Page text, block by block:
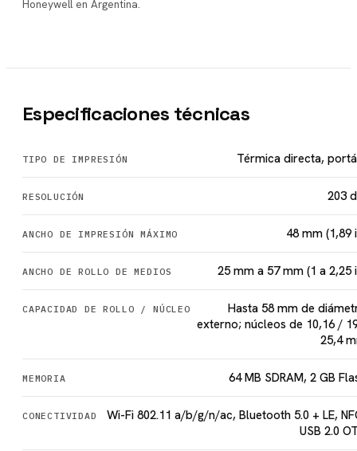
Honeywell en Argentina.
Especificaciones técnicas
TIPO DE IMPRESIÓN Térmica directa,
RESOLUCIÓN 203
ANCHO DE IMPRESIÓN MÁXIMO 48 mm (1,89
ANCHO DE ROLLO DE MEDIOS 25 mm a 57 mm (1 a 2,25
CAPACIDAD DE ROLLO / NÚCLEO
Hasta 58 mm de
externo; núcleos de 10,16 /
25,4
MEMORIA 64 MB SDRAM, 2 GB
CONECTIVIDAD
Wi-Fi 802.11 a/b/g/n/ac, Bluetooth 5.0 + LE,
USB 2.0